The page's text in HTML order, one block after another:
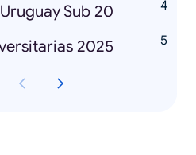
Uruguay Sub 20